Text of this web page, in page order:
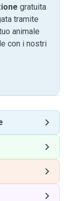
gratuita
tramite
animale
con i nostri